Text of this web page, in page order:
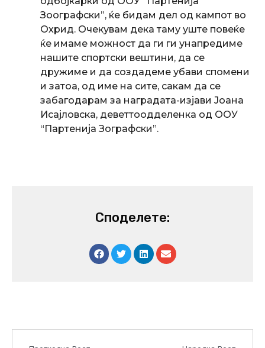
Зоографски”, ќе бидам дел од кампот во
Охрид. Очекувам дека таму уште повеќе
ќе имаме можност да ги ги унапредиме
нашите спортски вештини, да се
дружиме и да создадеме убави спомени
и затоа, од име на сите, сакам да се
забагодарам за наградата-изјави Јоана
Исајловска, деветтоодделенка од ООУ
“Партенија Зографски”.
Споделете: